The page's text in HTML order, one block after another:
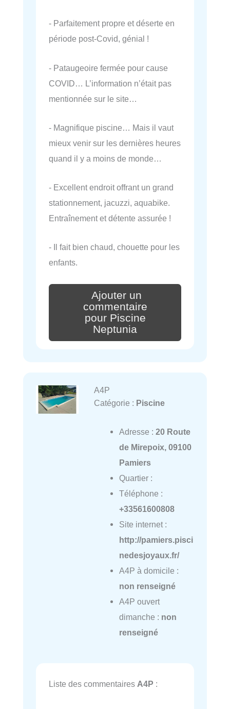
- Parfaitement propre et déserte en
période post-Covid, génial !
- Pataugeoire fermée pour cause
COVID… L’information n’était pas
mentionnée sur le site…
- Magnifique piscine… Mais il vaut
mieux venir sur les dernières heures
quand il y a moins de monde…
- Excellent endroit offrant un grand
stationnement, jacuzzi, aquabike.
Entraînement et détente assurée !
- Il fait bien chaud, chouette pour les
enfants.
Ajouter un
commentaire
pour Piscine
Neptunia
A4P
Catégorie : Piscine
Adresse : 20 Route
de Mirepoix, 09100
Pamiers
Quartier :
Téléphone :
+33561600808
Site internet :
http://pamiers.pisci
nedesjoyaux.fr/
A4P à domicile :
non renseigné
A4P ouvert
dimanche : non
renseigné
Liste des commentaires A4P :